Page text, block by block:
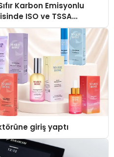
Karbon Emisyonlu
ISO ve TSSA
giriş yaptı